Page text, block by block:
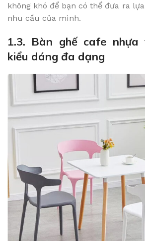
không khó để bạn có thể đưa ra
nhu cầu của mình.
1.3. Bàn ghế cafe nhựa
kiểu dáng đa dạng